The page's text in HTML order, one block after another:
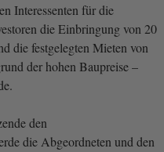
Interessenten für die
die Einbringung von 20
die festgelegten Mieten von
der hohen Baupreise –
den
die Abgeordneten und den